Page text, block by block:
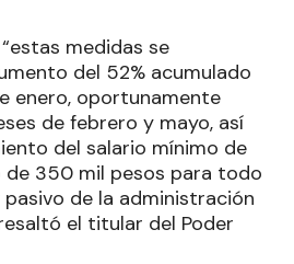
medidas se
del 52% acumulado
enero, oportunamente
de febrero y mayo, así
del salario mínimo de
350 mil pesos para todo
de la administración
el titular del Poder